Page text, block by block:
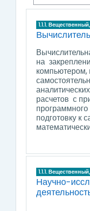
1.1.1.
на
компьютером,
расчетов с
подготовку к
1.1.1.
Научно-